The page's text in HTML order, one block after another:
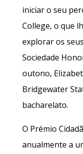
iniciar o seu
College, o que
explorar os
Sociedade
outono,
Bridgewater
bacharelato.
O Prémio
anualmente a